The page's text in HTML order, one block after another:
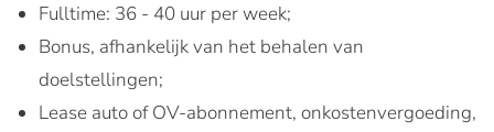
Fulltime: 36 - 40 uur per week;
Bonus, afhankelijk van het behalen van
doelstellingen;
Lease auto of OV-abonnement, onkostenvergoeding,